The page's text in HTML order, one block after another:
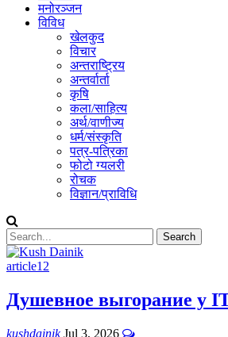
मनोरञ्जन
विविध
खेलकुद
विचार
अन्तराष्ट्रिय
अन्तर्वार्ता
कृषि
कला/साहित्य
अर्थ/वाणीज्य
धर्म/संस्कृति
पत्र-पत्रिका
फोटो ग्यलरी
रोचक
विज्ञान/प्राविधि
article12
Душевное выгорание у
kushdainikJul 3, 2026